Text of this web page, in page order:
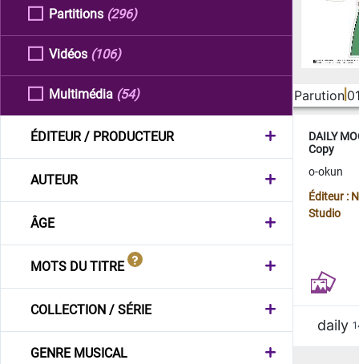
Partitions (296)
Vidéos (106)
Multimédia (54)
ÉDITEUR / PRODUCTEUR
AUTEUR
ÂGE
MOTS DU TITRE
COLLECTION / SÉRIE
GENRE MUSICAL
Parution
DAILY
Copy
o-okun
Éditeur :
Studio
daily